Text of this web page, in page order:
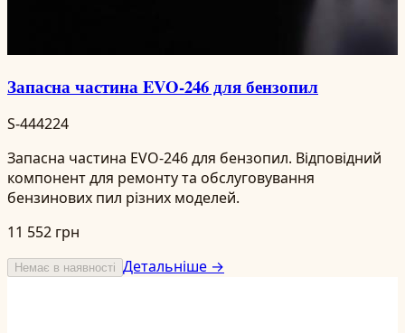
Запасна частина EVO-246 для бензопил
S-444224
Запасна частина EVO-246 для бензопил. Відповідний
компонент для ремонту та обслуговування
бензинових пил різних моделей.
11 552 грн
Немає в наявності Детальніше →